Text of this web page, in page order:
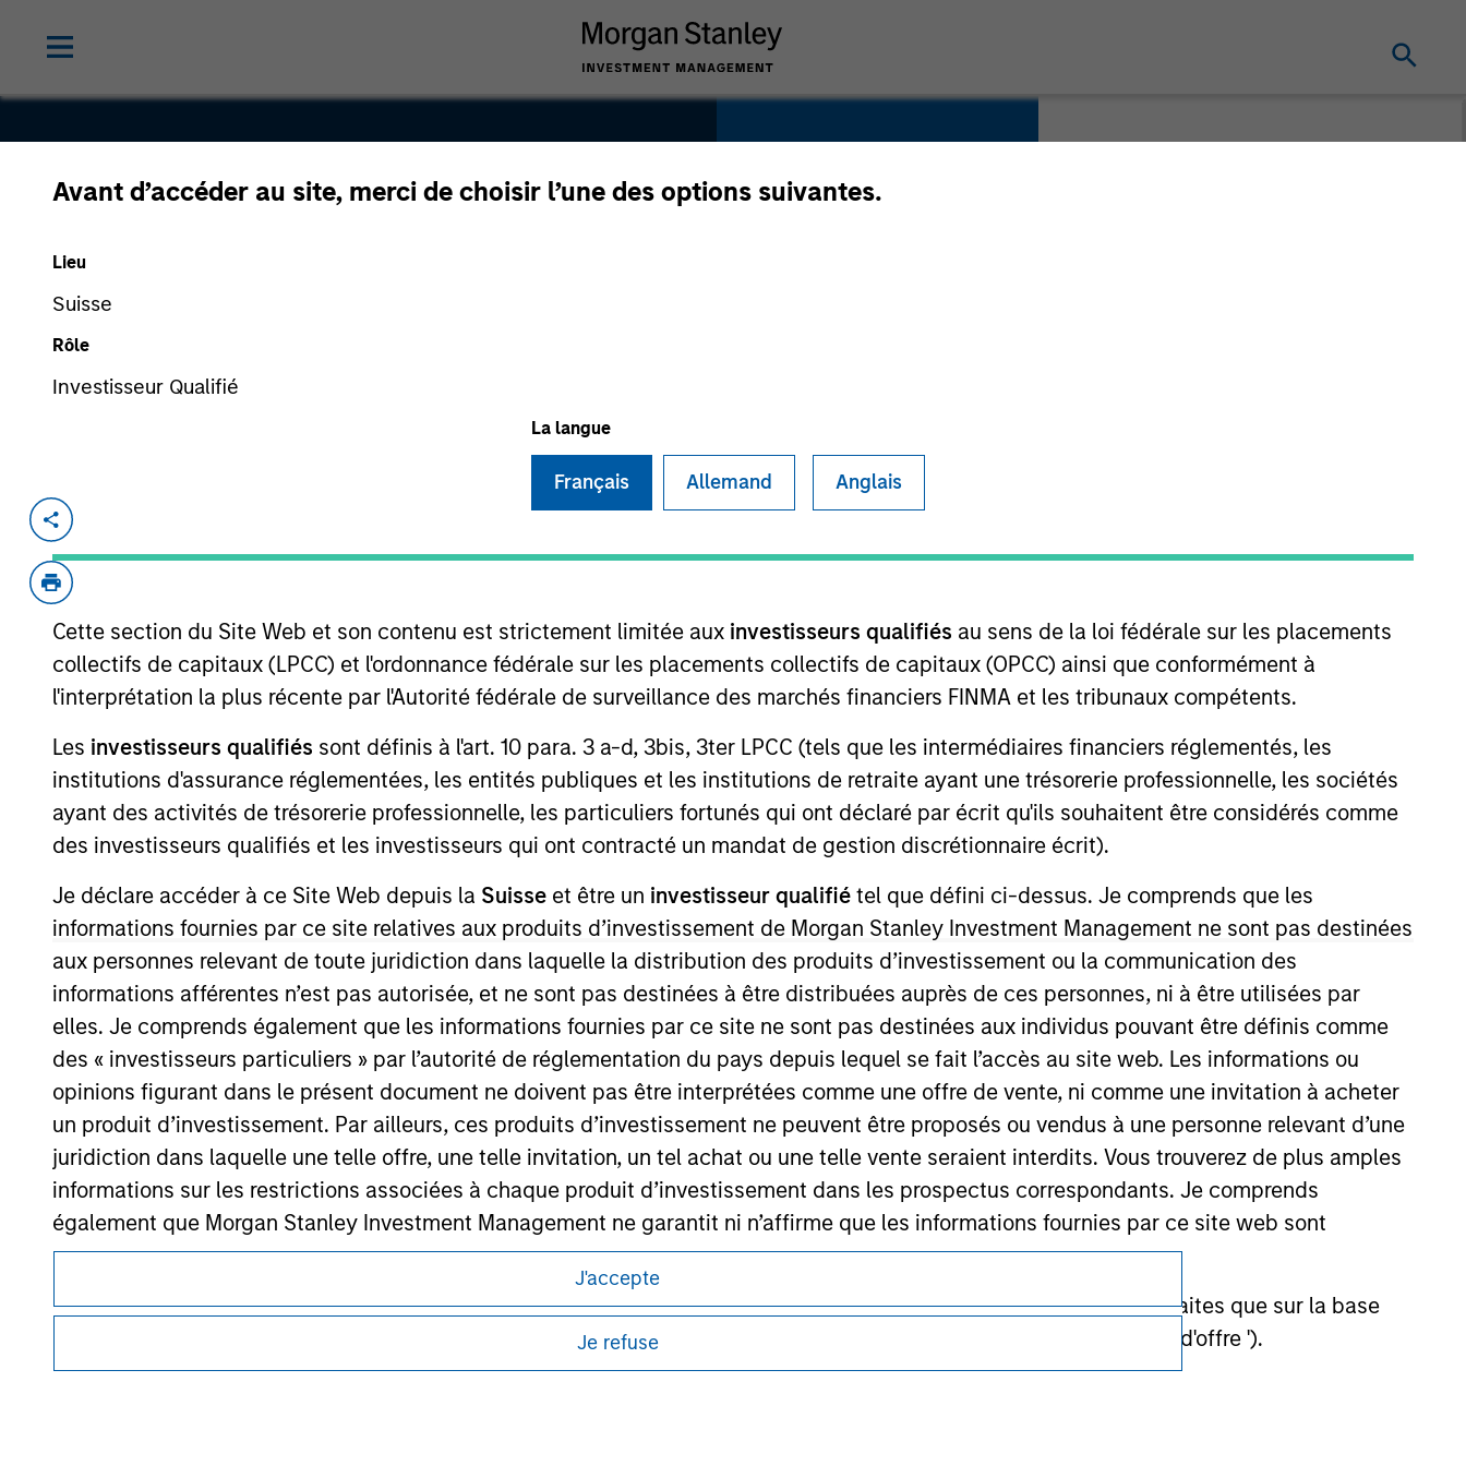
Avant d’accéder au site, merci de choisir l’une des options suivantes.
Lieu
Suisse
Rôle
Investisseur Qualifié
La langue
Français Allemand Anglais
Cette section du Site Web et son contenu est strictement limitée aux investisseurs qualifiés au sens de la loi fédérale sur les placements
collectifs de capitaux (LPCC) et l'ordonnance fédérale sur les placements collectifs de capitaux (OPCC) ainsi que conformément à
l'interprétation la plus récente par l'Autorité fédérale de surveillance des marchés financiers FINMA et les tribunaux compétents.
Les investisseurs qualifiés sont définis à l'art. 10 para. 3 a-d, 3bis, 3ter LPCC (tels que les intermédiaires financiers réglementés, les
institutions d'assurance réglementées, les entités publiques et les institutions de retraite ayant une trésorerie professionnelle, les sociétés
ayant des activités de trésorerie professionnelle, les particuliers fortunés qui ont déclaré par écrit qu'ils souhaitent être considérés comme
des investisseurs qualifiés et les investisseurs qui ont contracté un mandat de gestion discrétionnaire écrit).
Je déclare accéder à ce Site Web depuis la Suisse et être un investisseur qualifié tel que défini ci-dessus. Je comprends que les
informations fournies par ce site relatives aux produits d’investissement de Morgan Stanley Investment Management ne sont pas destinées
aux personnes relevant de toute juridiction dans laquelle la distribution des produits d’investissement ou la communication des
informations afférentes n’est pas autorisée, et ne sont pas destinées à être distribuées auprès de ces personnes, ni à être utilisées par
elles. Je comprends également que les informations fournies par ce site ne sont pas destinées aux individus pouvant être définis comme
des « investisseurs particuliers » par l’autorité de réglementation du pays depuis lequel se fait l’accès au site web. Les informations ou
opinions figurant dans le présent document ne doivent pas être interprétées comme une offre de vente, ni comme une invitation à acheter
un produit d’investissement. Par ailleurs, ces produits d’investissement ne peuvent être proposés ou vendus à une personne relevant d’une
juridiction dans laquelle une telle offre, une telle invitation, un tel achat ou une telle vente seraient interdits. Vous trouverez de plus amples
informations sur les restrictions associées à chaque produit d’investissement dans les prospectus correspondants. Je comprends
également que Morgan Stanley Investment Management ne garantit ni n’affirme que les informations fournies par ce site web sont
exactes, complètes ou adaptées à un usage particulier
Les demandes de souscription d'actions de l'un des Compartiments mentionnés sur le Site Internet ne doivent être faites que sur la base
des informations contenues dans le Prospectus, le Rapport annuel et le Rapport semestriel respectifs (' Documents d'offre ').
J'accepte
Je refuse
Technology
Feb 2000 Follow-On Jan 2006
efficiency and effectiveness of the selling process. Acquired by Sterling Commerce, a
subsidiary of AT&T, (NYSE:T).
As of July 25, 2025. The above is provided for informational and educational purposes only. There is no guarantee that the investment mentioned
resulted in positive performance (for realized holdings), or will perform well in the future (for current holdings). The trademarks and service marks
above are the property of their respective owners. The information on this website has not been authorized, sponsored, or otherwise approved by
such owners. By clicking on any links shown here, you agree that you are navigating to a third party site. We are providing these hyperlinks to you
only as a convenience and the inclusion of any hyperlink is not and does not imply any endorsement, approval, investigation, verification or
monitoring by us of any information contained in any hyperlinked site. In no event shall we be responsible for the information contained on the site
or your use of such site.
Morgan Stanley
Morgan Stanley Careers
Ce document est une communication promotionnelle.
Les utilisateurs sont invités à prendre connaissance des conditions d’utilisation avant d’engager toute
procédure, car celles-ci mentionnent des restrictions légales et réglementaires applicables à la diffusion
des informations relatives aux produits d’investissement de Morgan Stanley Investment Management.
Confidentialité
Your Privacy Choices